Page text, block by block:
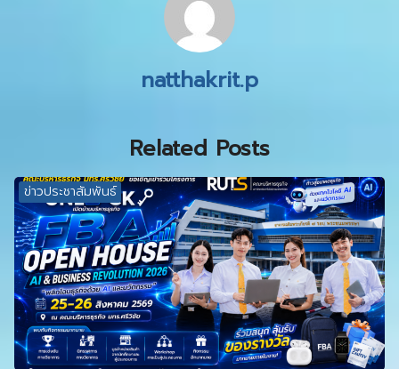
natthakrit.p
Related Posts
ข่าวประชาสัมพันธ์